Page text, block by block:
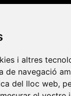
i altres
de navegació
del lloc web,